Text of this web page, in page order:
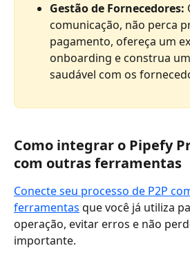
Gestão de Fornecedores:
comunicação, não perca
pagamento, ofereça um
onboarding e construa
saudável com os
Como integrar o Pipefy
com outras ferramentas
Conecte seu processo de P2P
ferramentas que você já utiliza
operação, evitar erros e não
importante.